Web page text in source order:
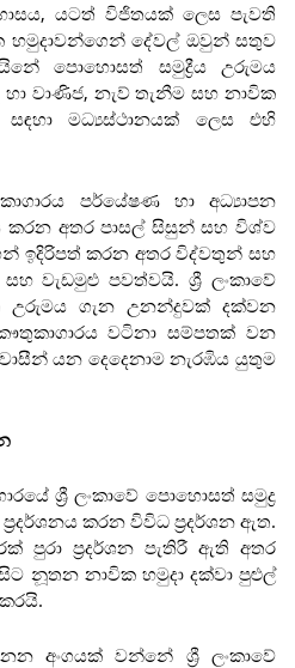
යටත් විජිතයක් ලෙස පැවති
දේවල් ඔවුන් සතුව
පොහොසත් සමුද්‍රීය උරුමය
හා වාණිජ, නැව් තැනීම සහ නාවික
මධ්‍යස්ථානයක් ලෙස එහි
පර්යේෂණ හා අධ්‍යාපන
කරන අතර පාසල් සිසුන් සහ විශ්ව
ඉදිරිපත් කරන අතර විද්වතුන් සහ
වැඩමුළු පවත්වයි. ශ්‍රී ලංකාවේ
උරුමය ගැන උනන්දුවක් දක්වන
වටිනා සම්පතක් වන
යන දෙදෙනාම නැරඹිය යුතුම
ශ්‍රී ලංකාවේ පොහොසත් සමුද්‍ර
කරන විවිධ ප්‍රදර්ශන ඇත.
පුරා ප්‍රදර්ශන පැතිරී ඇති අතර
සිට නූතන නාවික හමුදා දක්වා පුළුල්
අංගයක් වන්නේ ශ්‍රී ලංකාවේ